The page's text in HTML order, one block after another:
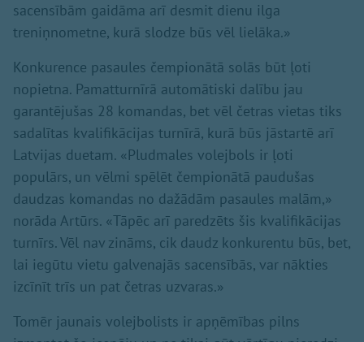
sacensībām gaidāma arī desmit dienu ilga
treniņnometne, kurā slodze būs vēl lielāka.»
Konkurence pasaules čempionātā solās būt ļoti
nopietna. Pamatturnīrā automātiski dalību jau
garantējušas 28 komandas, bet vēl četras vietas tiks
sadalītas kvalifikācijas turnīrā, kurā būs jāstartē arī
Latvijas duetam. «Pludmales volejbols ir ļoti
populārs, un vēlmi spēlēt čempionātā paudušas
daudzas komandas no dažādām pasaules malām,»
norāda Artūrs. «Tāpēc arī paredzēts šis kvalifikācijas
turnīrs. Vēl nav zināms, cik daudz konkurentu būs, bet,
lai iegūtu vietu galvenajās sacensībās, var nākties
izcīnīt trīs un pat četras uzvaras.»
Tomēr jaunais volejbolists ir apņēmības pilns